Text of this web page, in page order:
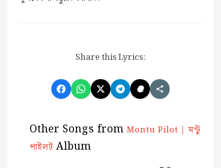
Share this Lyrics:
Other Songs from Montu Pilot | মন্টু
পাইলট Album